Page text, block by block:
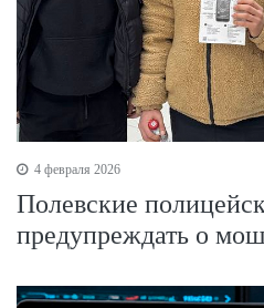
4 февраля 2026
Полевские
предупреждать о